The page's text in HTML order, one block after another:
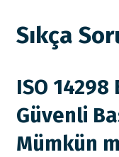
Sıkça
ISO
Güvenli
Mümkün